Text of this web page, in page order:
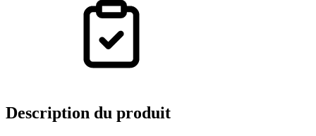
Description du produit